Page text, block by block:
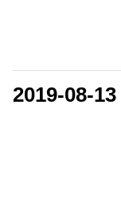
2019-08-13